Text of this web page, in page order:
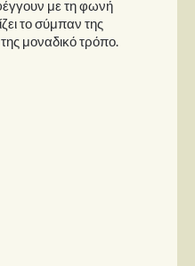
με τη φωνή
το σύμπαν της
μοναδικό τρόπο.